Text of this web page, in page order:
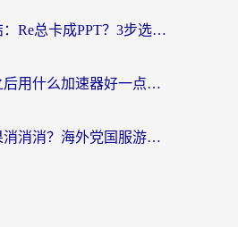
国外玩公主连结：Re总卡成PPT？3步选对加速器，畅玩国服无压力
在国外打明日之后用什么加速器好一点？海外玩家亲测有效的国服游戏加速指南
法国怎么玩宾果消消消？海外党国服游戏加速器终极指南（附漫威召唤与合成解决办法）